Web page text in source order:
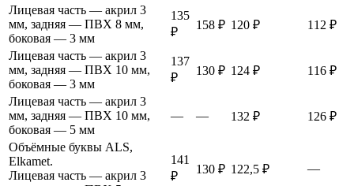
Лицевая часть — акрил 3
мм, задняя — ПВХ 8 мм,
боковая — 3 мм
135
₽
158 ₽ 120 ₽ 112 ₽
Лицевая часть — акрил 3
мм, задняя — ПВХ 10 мм,
боковая — 3 мм
137
₽
130 ₽ 124 ₽ 116 ₽
Лицевая часть — акрил 3
мм, задняя — ПВХ 10 мм,
боковая — 5 мм
— — 132 ₽ 126 ₽
Объёмные буквы ALS,
Elkamet.
Лицевая часть — акрил 3
141
₽
130 ₽ 122,5 ₽ —